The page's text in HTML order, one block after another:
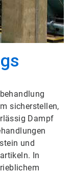
sicherstellen,
Dampf
und
In